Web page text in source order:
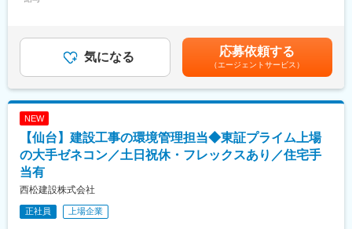
ハイブリッドワークが浸透しています。
変更の範囲：会社の定める業務
・施工スケジュール・予算の管理
・協力会社や職人との連携、調整
・工事の品質・作業所の安全管理
署間の連携が取りやすいようにサポートしていくので、ご安心く
ださい。
◇通信基地局の新設・増設・維持◇
スマートフォンなど通信機器の利用に向け、音声やデータを電波
額であり、選考を通じて上下する可能性があります。月給(月額)は
固定手当を含めた表記です。
気になる 応募依頼する
（エージェントサービス）
NEW
【仙台】建設工事の環境管理担当◆東証プライム上場
の大手ゼネコン／土日祝休・フレックスあり／住宅手
当有
西松建設株式会社
正社員 上場企業